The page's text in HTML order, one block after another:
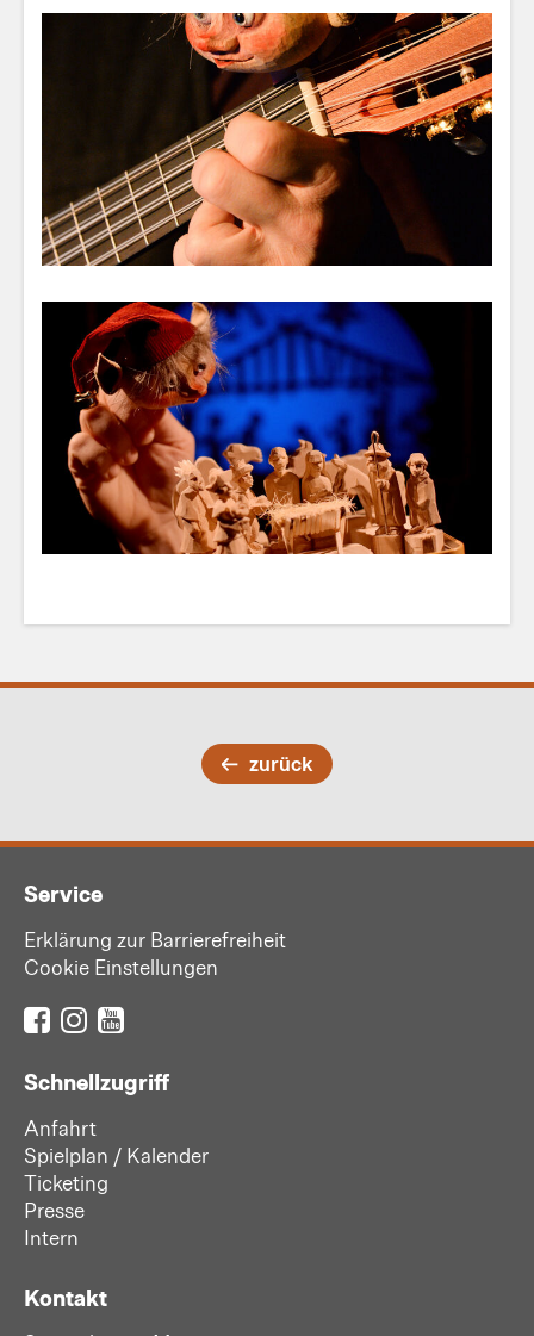
zurück
Service
Erklärung zur Barrierefreiheit
Cookie Einstellungen
Schnellzugriff
Anfahrt
Spielplan / Kalender
Ticketing
Presse
Intern
Kontakt